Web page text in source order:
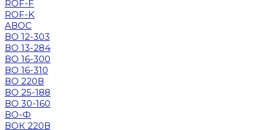
ROF-F
ROF-K
АВОС
ВО 12-303
ВО 13-284
ВО 16-300
ВО 16-310
ВО 220В
ВО 25-188
ВО 30-160
ВО-Ф
ВОК 220В